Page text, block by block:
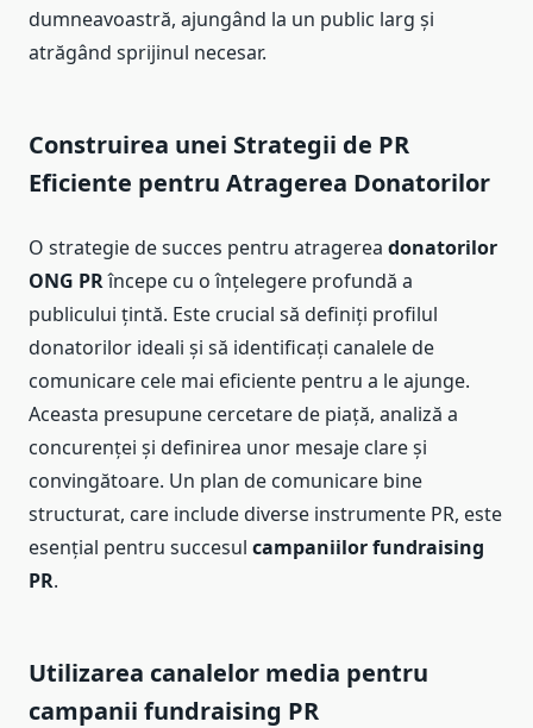
dumneavoastră, ajungând la un public larg și
atrăgând sprijinul necesar.
Construirea unei Strategii de PR
Eficiente pentru Atragerea Donatorilor
O strategie de succes pentru atragerea donatorilor
ONG PRîncepe cu o înțelegere profundă a
publicului țintă. Este crucial să definiți profilul
donatorilor ideali și să identificați canalele de
comunicare cele mai eficiente pentru a le ajunge.
Aceasta presupune cercetare de piață, analiză a
concurenței și definirea unor mesaje clare și
convingătoare. Un plan de comunicare bine
structurat, care include diverse instrumente PR, este
esențial pentru succesul campaniilor fundraising
PR.
Utilizarea canalelor media pentru
campanii fundraising PR